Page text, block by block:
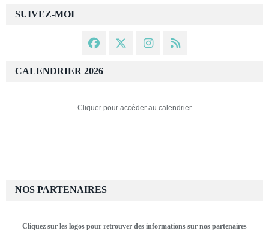
SUIVEZ-MOI
CALENDRIER 2026
Cliquer pour accéder au calendrier
NOS PARTENAIRES
Cliquez sur les logos pour retrouver des informations sur nos partenaires